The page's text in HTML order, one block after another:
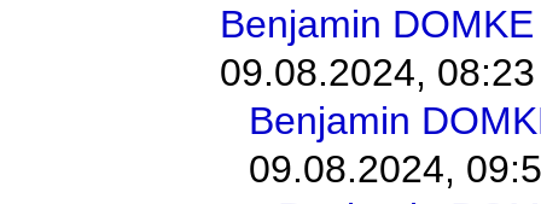
Benjamin
09.08.2024, 08:23
Benjamin
09.08.2024,